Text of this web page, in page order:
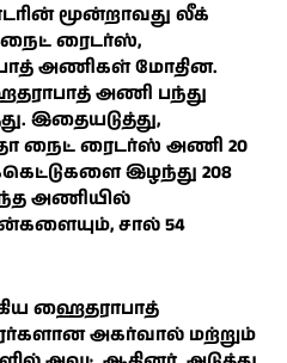
மூன்றாவது லீக்
ரைடர்ஸ்,
அணிகள் மோதின.
அணி பந்து
இதையடுத்து,
நைட் ரைடர்ஸ் அணி 20
இழந்து 208
அணியில்
சால் 54
ஹைதராபாத்
அகர்வால் மற்றும்